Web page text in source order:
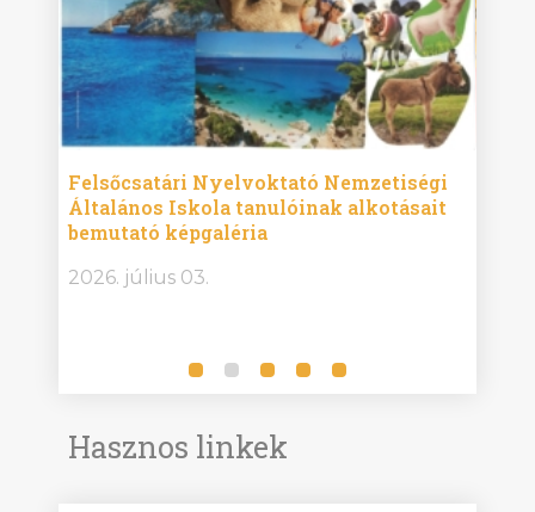
Felsőcsatári Nyelvoktató Nemzetiségi
Általános Iskola tanulóinak alkotásait
bemutató képgaléria
2026. július 03.
Hasznos linkek